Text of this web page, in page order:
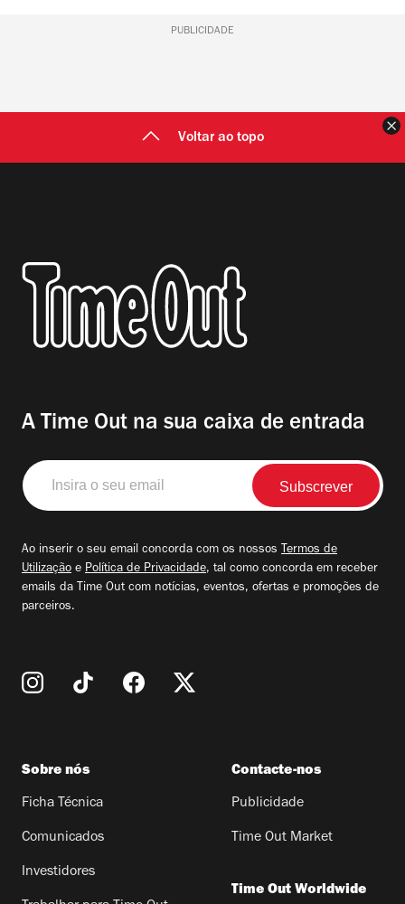
PUBLICIDADE
Voltar ao topo
A Time Out na sua caixa de entrada
Insira
o
seu
Ao inserir o seu email concorda com os nossos Termos de
Utilização e Política de Privacidade, tal como concorda em receber
emails da Time Out com notícias, eventos, ofertas e promoções de
parceiros.
Sobre nós
Ficha Técnica
Comunicados
Investidores
Contacte-nos
Publicidade
Time Out Market
Time Out Worldwide